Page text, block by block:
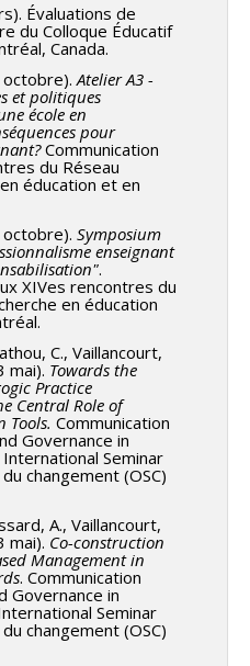
Évaluations de
du Colloque Éducatif
Canada.
octobre).Atelier A3 -
et politiques
école en
pour
Communication
du Réseau
éducation et en
Symposium
enseignant
.
XIVes rencontres du
en éducation
C., Vaillancourt,
mai). Towards the
Practice
Central Role of
Tools. Communication
Governance in
Seminar
changement (OSC)
A., Vaillancourt,
mai). Co-construction
Management in
. Communication
Governance in
Seminar
changement (OSC)